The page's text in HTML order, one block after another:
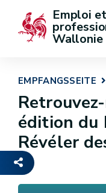
Emploi
Wallonie
EMPFANGSSEITE
édition du
Révéler
-